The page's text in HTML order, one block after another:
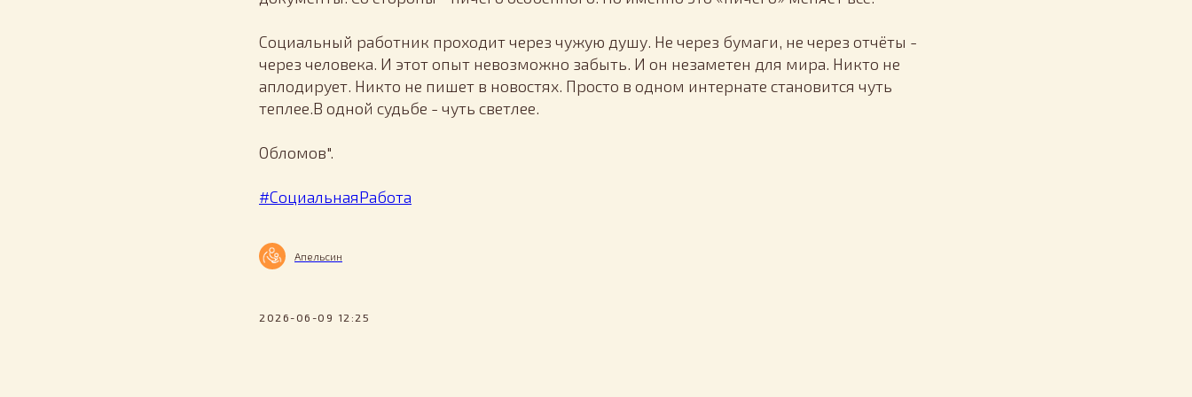
Социальный работник проходит через чужую душу. Не через бумаги, не через отчёты -
через человека. И этот опыт невозможно забыть. И он незаметен для мира. Никто не
аплодирует. Никто не пишет в новостях. Просто в одном интернате становится чуть
теплее.В одной судьбе - чуть светлее.
Обломов".
#СоциальнаяРабота
Апельсин
2026-06-09 12:25